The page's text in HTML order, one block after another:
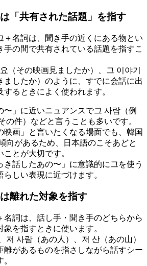
「共有された話題」を指す
＋名詞は、聞き手の近くにある物とい
手の間で共有されている話題を指すこ
（その映画見ましたか）、그 이야기
ましたか）のように、すでに会話に出
るときによく使われます。
〜」に近いニュアンスで그 사람（例
の件）などと言うことも多いです。
映画」と言いたくなる場面でも、韓国
向があるため、日本語のこそあどと
とが大切です。
き話したあの〜」に意識的に그を使う
しい表現に近づけます。
離れた対象を指す
名詞は、話し手・聞き手のどちらから
を指すときに使います。
저 사람（あの人）、저 산（あの山）
離があるものを指さしながら話すシー